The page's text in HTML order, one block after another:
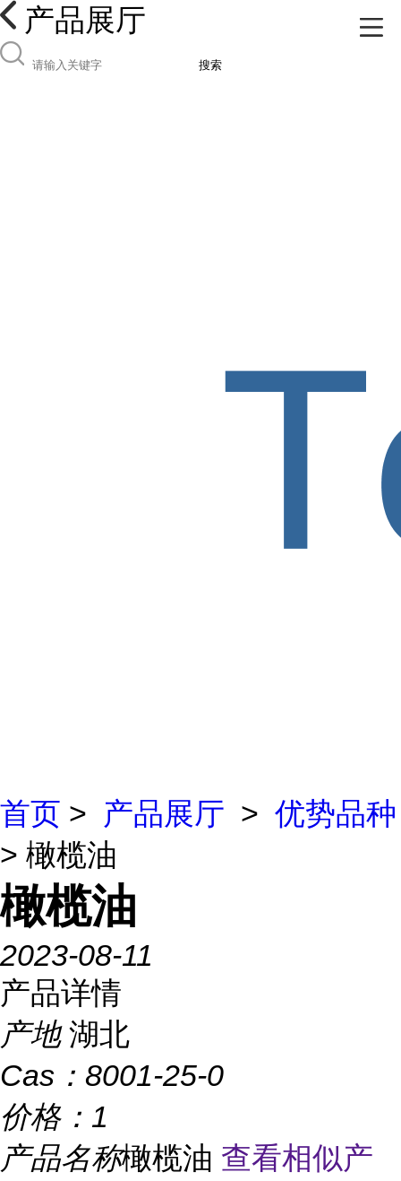
产品展厅
搜索
首页 > 产品展厅 > 优势品种
> 橄榄油
橄榄油
2023-08-11
产品详情
产地 湖北
Cas： 8001-25-0
价格： 1
产品名称橄榄油 查看相似产